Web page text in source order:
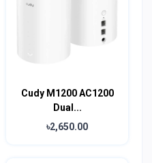
Cudy M1200 AC1200
Dual...
৳2,650.00